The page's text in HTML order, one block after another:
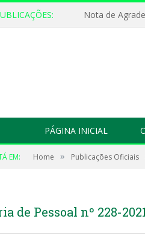
Nota de
PÁGINA INICIAL
EM: Home » Publicações Oficiais
de Pessoal nº 228-